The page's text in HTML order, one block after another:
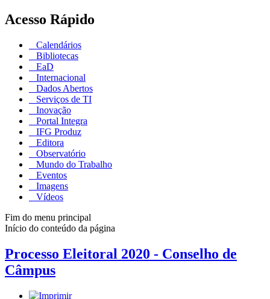
Acesso Rápido
Calendários
Bibliotecas
EaD
Internacional
Dados Abertos
Serviços de TI
Inovação
Portal Integra
IFG Produz
Editora
Observatório
Mundo do Trabalho
Eventos
Imagens
Vídeos
Fim do menu principal
Início do conteúdo da página
Processo Eleitoral 2020 - Conselho de
Câmpus